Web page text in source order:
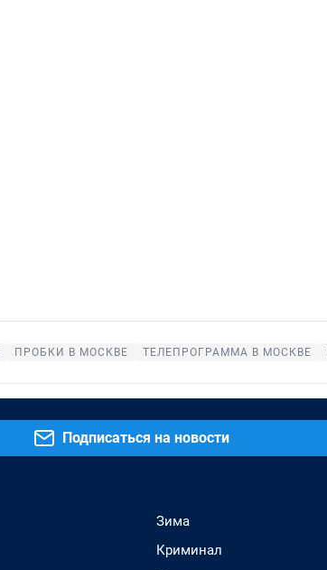
ПРОБКИ В МОСКВЕ ТЕЛЕПРОГРАММА В МОСКВЕ
Подписаться на новости
Зима
Криминал